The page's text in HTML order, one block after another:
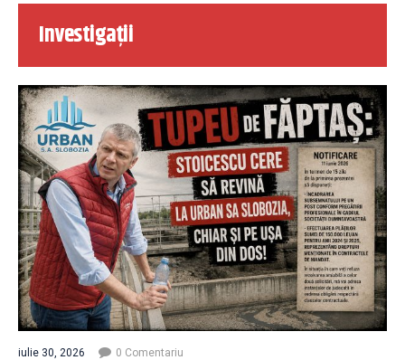
Investigații
iulie 30, 2026 0 Comentariu